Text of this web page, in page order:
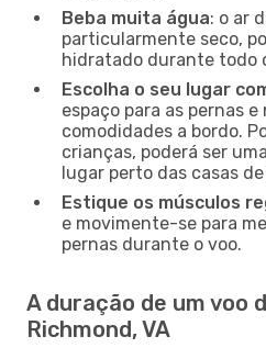
Beba muita água: o ar
particularmente seco,
hidratado durante todo
Escolha o seu lugar
espaço para as pernas
comodidades a bordo.
crianças, poderá ser
lugar perto das casas
Estique os músculos
e movimente-se para
pernas durante o voo.
A duração de um voo
Richmond, VA